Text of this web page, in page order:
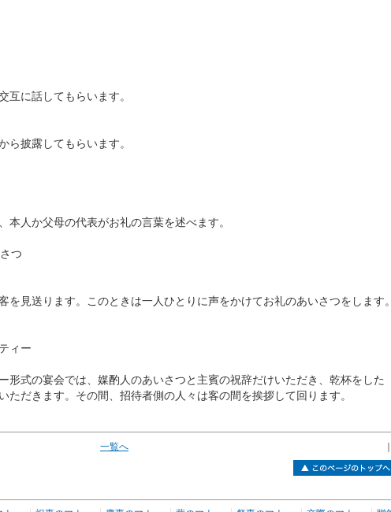
に話してもらいます。
披露してもらいます。
人か父母の代表がお礼の言葉を述べます。
つ
を見送ります。このときは一人ひとりに声をかけてお礼のあいさつをします
ィー
式の宴会では、媒酌人のあいさつと主賓の祝辞だけいただき、乾杯をした
ただきます。その間、招待者側の人々は客の間を挨拶して回ります。
一覧へ